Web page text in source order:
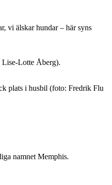
vi älskar hundar – här syns
Lise-Lotte Åberg).
plats i husbil (foto: Fredrik Flu
namnet Memphis.